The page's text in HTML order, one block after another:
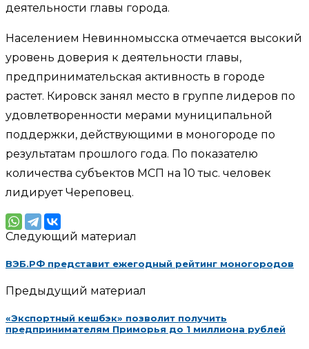
деятельности главы города.
Населением Невинномысска отмечается высокий
уровень доверия к деятельности главы,
предпринимательская активность в городе
растет. Кировск занял место в группе лидеров по
удовлетворенности мерами муниципальной
поддержки, действующими в моногороде по
результатам прошлого года. По показателю
количества субъектов МСП на 10 тыс. человек
лидирует Череповец.
Следующий материал
ВЭБ.PФ представит ежегодный рейтинг моногородов
Предыдущий материал
«Экспортный кешбэк» позволит получить
предпринимателям Приморья до 1 миллиона рублей